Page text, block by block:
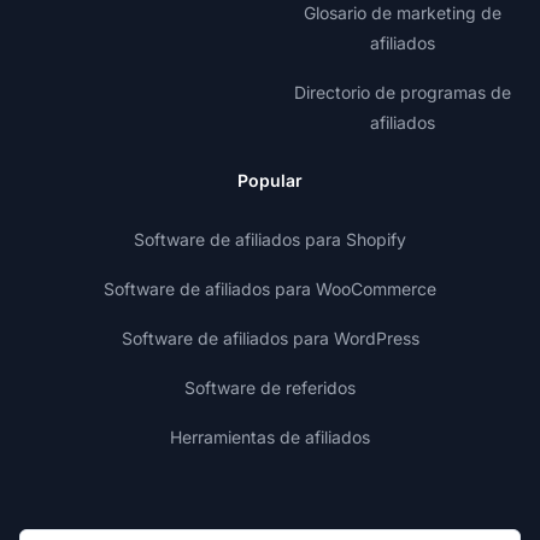
Glosario de marketing de
afiliados
Directorio de programas de
afiliados
Popular
Software de afiliados para Shopify
Software de afiliados para WooCommerce
Software de afiliados para WordPress
Software de referidos
Herramientas de afiliados